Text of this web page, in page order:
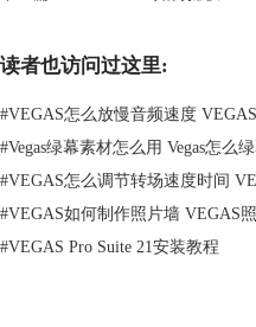
4.捕获您的视频：您可以参考：
注意：如果使用基于DVD的视频相
盘”对话框以将视频导入
以上就是针对如何使用movie
技，小伙伴们再也不需要担心拍
吧。
读者也访问过这里:
#VEGAS怎么放慢音频速度
#Vegas绿幕素材怎么用 Vegas怎么
#VEGAS怎么调节转场速度时间
#VEGAS如何制作照片墙 VEGAS
#VEGAS Pro Suite 21安装教程